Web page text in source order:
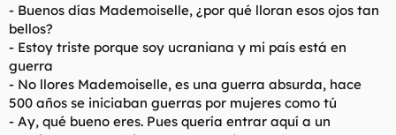
- Buenos días Mademoiselle, ¿por qué lloran esos ojos tan
bellos?
- Estoy triste porque soy ucraniana y mi país está en
guerra
- No llores Mademoiselle, es una guerra absurda, hace
500 años se iniciaban guerras por mujeres como tú
- Ay, qué bueno eres. Pues quería entrar aquí a un